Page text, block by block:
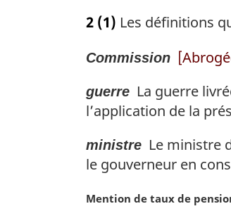
a
e
t
m
r
g
a
l
:
2 (1) Les définitions
Commission
guerre La guerre
l’application de la
ministre Le ministre
le gouverneur en
N
Mention de taux de